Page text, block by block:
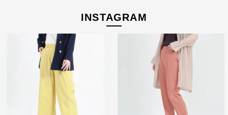
INSTAGRAM